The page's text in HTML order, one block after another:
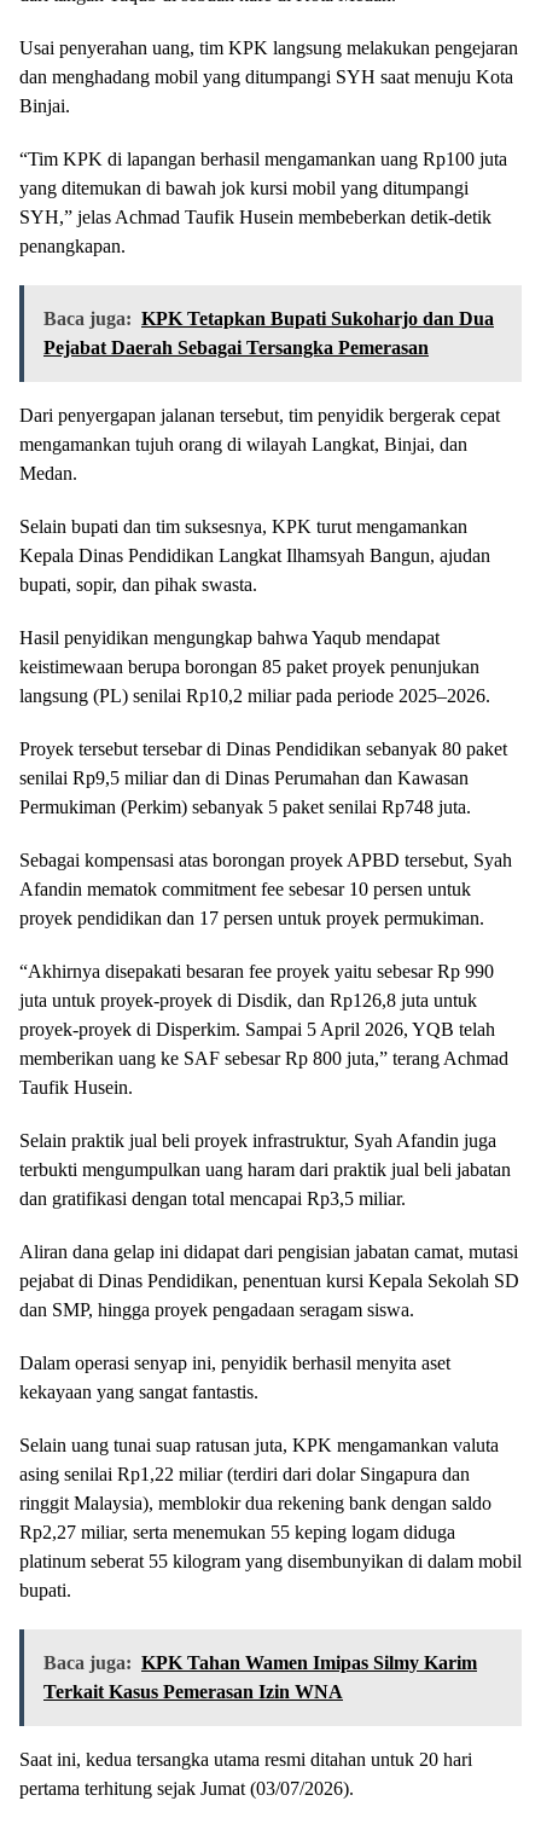
Usai penyerahan uang, tim KPK langsung melakukan pengejaran
dan menghadang mobil yang ditumpangi SYH saat menuju Kota
Binjai.
“Tim KPK di lapangan berhasil mengamankan uang Rp100 juta
yang ditemukan di bawah jok kursi mobil yang ditumpangi
SYH,” jelas Achmad Taufik Husein membeberkan detik-detik
penangkapan.
Baca juga: KPK Tetapkan Bupati Sukoharjo dan Dua
Pejabat Daerah Sebagai Tersangka Pemerasan
Dari penyergapan jalanan tersebut, tim penyidik bergerak cepat
mengamankan tujuh orang di wilayah Langkat, Binjai, dan
Medan.
Selain bupati dan tim suksesnya, KPK turut mengamankan
Kepala Dinas Pendidikan Langkat Ilhamsyah Bangun, ajudan
bupati, sopir, dan pihak swasta.
Hasil penyidikan mengungkap bahwa Yaqub mendapat
keistimewaan berupa borongan 85 paket proyek penunjukan
langsung (PL) senilai Rp10,2 miliar pada periode 2025–2026.
Proyek tersebut tersebar di Dinas Pendidikan sebanyak 80 paket
senilai Rp9,5 miliar dan di Dinas Perumahan dan Kawasan
Permukiman (Perkim) sebanyak 5 paket senilai Rp748 juta.
Sebagai kompensasi atas borongan proyek APBD tersebut, Syah
Afandin mematok commitment fee sebesar 10 persen untuk
proyek pendidikan dan 17 persen untuk proyek permukiman.
“Akhirnya disepakati besaran fee proyek yaitu sebesar Rp 990
juta untuk proyek-proyek di Disdik, dan Rp126,8 juta untuk
proyek-proyek di Disperkim. Sampai 5 April 2026, YQB telah
memberikan uang ke SAF sebesar Rp 800 juta,” terang Achmad
Taufik Husein.
Selain praktik jual beli proyek infrastruktur, Syah Afandin juga
terbukti mengumpulkan uang haram dari praktik jual beli jabatan
dan gratifikasi dengan total mencapai Rp3,5 miliar.
Aliran dana gelap ini didapat dari pengisian jabatan camat, mutasi
pejabat di Dinas Pendidikan, penentuan kursi Kepala Sekolah SD
dan SMP, hingga proyek pengadaan seragam siswa.
Dalam operasi senyap ini, penyidik berhasil menyita aset
kekayaan yang sangat fantastis.
Selain uang tunai suap ratusan juta, KPK mengamankan valuta
asing senilai Rp1,22 miliar (terdiri dari dolar Singapura dan
ringgit Malaysia), memblokir dua rekening bank dengan saldo
Rp2,27 miliar, serta menemukan 55 keping logam diduga
platinum seberat 55 kilogram yang disembunyikan di dalam mobil
bupati.
Baca juga: KPK Tahan Wamen Imipas Silmy Karim
Terkait Kasus Pemerasan Izin WNA
Saat ini, kedua tersangka utama resmi ditahan untuk 20 hari
pertama terhitung sejak Jumat (03/07/2026).